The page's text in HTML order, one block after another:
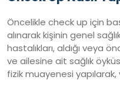
Öncelikle check up için
alınarak kişinin genel
hastalıkları, aldığı veya
ve ailesine ait sağlık
fizik muayenesi